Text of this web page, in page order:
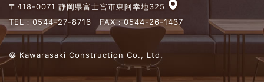
〒418-0071 静岡県富士宮市東阿幸地325
TEL：0544-27-8716 FAX：0544-26-1437
© Kawarasaki Construction Co., Ltd.